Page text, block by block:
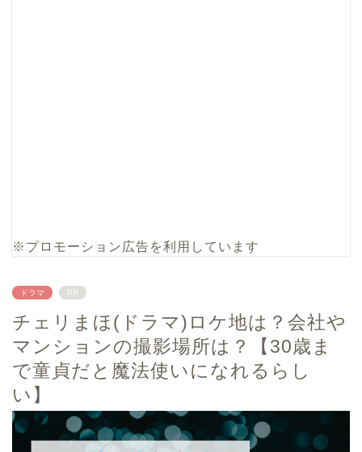
※プロモーション広告を利用しています
ドラマ PR
チェリまほ(ドラマ)ロケ地は？会社や
マンションの撮影場所は？【30歳ま
で童貞だと魔法使いになれるらし
い】